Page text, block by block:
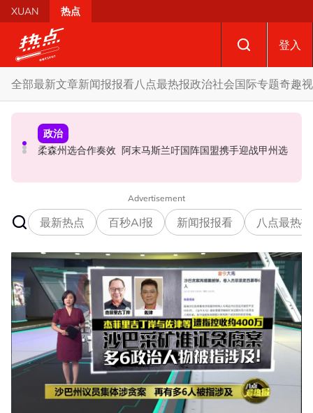
Skip to main content
XUAN 热点
登入
全部最新文章新闻报报看八点最热报政治社会国际专题奇趣
政治
柔森州选合作奏效 阿末马斯兰吁国阵国盟携手迎战甲州选
财经
SST成华商远离希盟因素？ 阿末马斯兰：华裔商家更倾向
社会
摩托车况欠佳、骑士疲劳肇祸 RXZ主办方否认非法飙车引
Advertisement
最新热点 百秒AI报 新闻报报看 八点最热报